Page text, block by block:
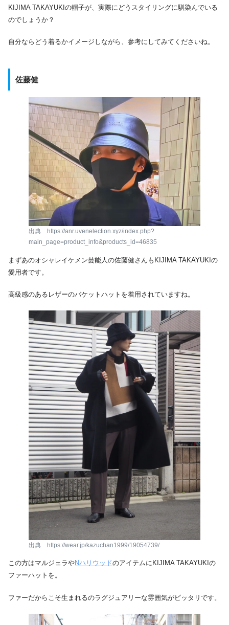
KIJIMA TAKAYUKIの帽子が、実際にどうスタイリングに馴染んでいる
のでしょうか？
自分ならどう着るかイメージしながら、参考にしてみてくださいね。
佐藤健
出典 https://anr.uvenelection.xyz/index.php?
main_page=product_info&products_id=46835
まずあのオシャレイケメン芸能人の佐藤健さんもKIJIMA TAKAYUKIの
愛用者です。
高級感のあるレザーのバケットハットを着用されていますね。
出典 https://wear.jp/kazuchan1999/19054739/
この方はマルジェラやNハリウッドのアイテムにKIJIMA TAKAYUKIの
ファーハットを。
ファーだからこそ生まれるのラグジュアリーな雰囲気がピッタリです。